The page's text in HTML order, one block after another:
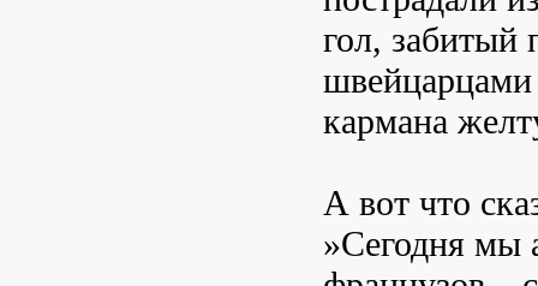
гол, забитый
швейцарцами
кармана
А вот что
»Сегодня мы